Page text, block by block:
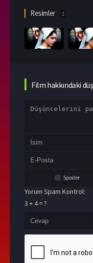
Resimler 2
Film hakkındaki
Spoiler
Yorum Spam Kontrol:
3 + 4 = ?